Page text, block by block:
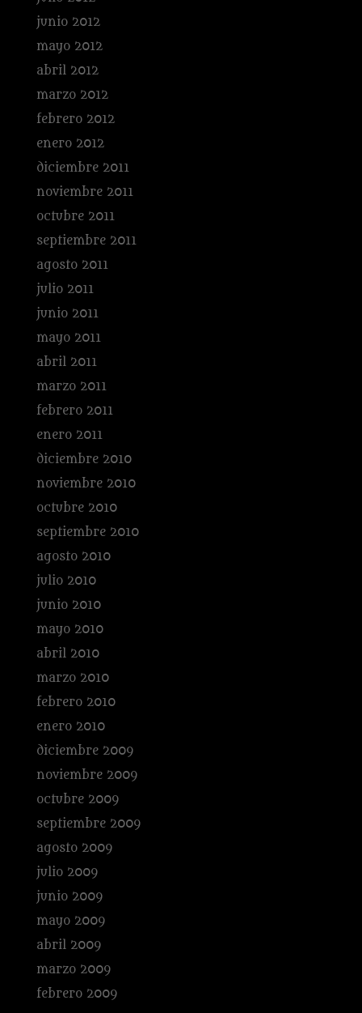
junio 2012
mayo 2012
abril 2012
marzo 2012
febrero 2012
enero 2012
diciembre 2011
noviembre 2011
octubre 2011
septiembre 2011
agosto 2011
julio 2011
junio 2011
mayo 2011
abril 2011
marzo 2011
febrero 2011
enero 2011
diciembre 2010
noviembre 2010
octubre 2010
septiembre 2010
agosto 2010
julio 2010
junio 2010
mayo 2010
abril 2010
marzo 2010
febrero 2010
enero 2010
diciembre 2009
noviembre 2009
octubre 2009
septiembre 2009
agosto 2009
julio 2009
junio 2009
mayo 2009
abril 2009
marzo 2009
febrero 2009